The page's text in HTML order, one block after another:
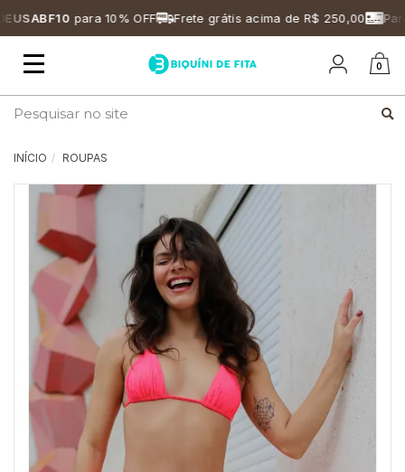
para 10% OFF Frete grátis acima de R$ 250,00
Mudar
0
INÍCIO ROUPAS